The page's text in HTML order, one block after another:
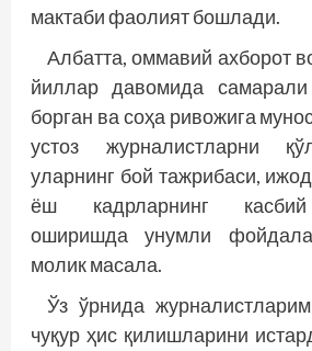
мактаби фаолият бошлади.
Албатта, оммавий ахборот
йиллар давомида
борган ва соҳа ривожига
устоз журналистларни
уларнинг бой тажрибаси,
ёш кадрларнинг касбий
оширишда унумли
молик масала.
Ўз ўрнида
чуқур ҳис қилишларини